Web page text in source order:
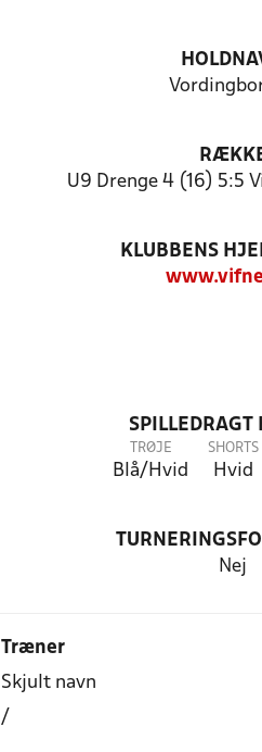
U9 Drenge 4 (16) 5:5
KLUBBENS
SPILLEDRAGT
TRØJE
Blå/Hvid
SHORTS
Hvid
Nej
Træner
Skjult navn
/